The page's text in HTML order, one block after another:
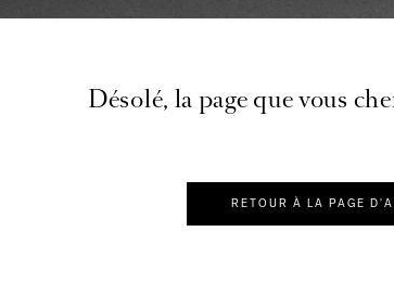
Désolé, la page que vous
RETOUR À LA PAGE